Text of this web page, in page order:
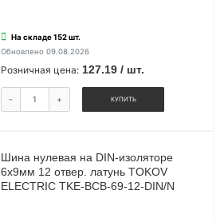
На складе 152 шт.
Обновлено 09.08.2026
Розничная цена: 127.19 / шт.
- + КУПИТЬ
Шина нулевая на DIN-изоляторе
6х9мм 12 отвер. латунь TOKOV
ELECTRIC TKE-BCB-69-12-DIN/N